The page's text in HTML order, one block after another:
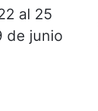
al 25
de junio